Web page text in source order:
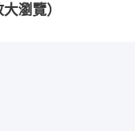
大瀏覽）